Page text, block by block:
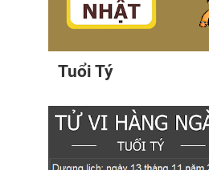
Tuổi Tý